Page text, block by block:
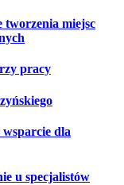
tworzenia miejsc
pracy
dla
u specjalistów